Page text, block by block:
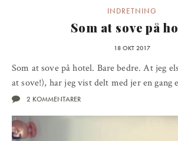
INDRETNING
Som at sove på
18 OKT 2017
Som at sove på hotel. Bare bedre. At jeg
at sove!), har jeg vist delt med jer en
2 KOMMENTARER